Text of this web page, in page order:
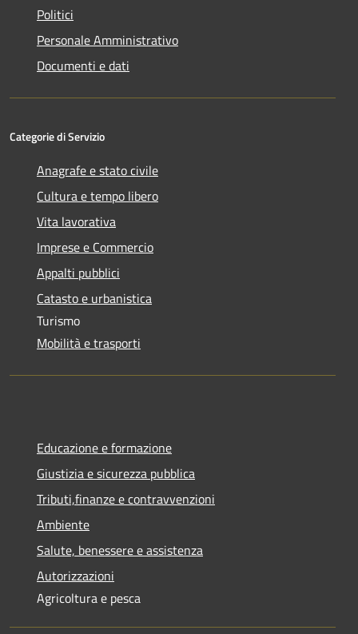
Politici
Personale Amministrativo
Documenti e dati
Categorie di Servizio
Anagrafe e stato civile
Cultura e tempo libero
Vita lavorativa
Imprese e Commercio
Appalti pubblici
Catasto e urbanistica
Turismo
Mobilità e trasporti
Educazione e formazione
Giustizia e sicurezza pubblica
Tributi,finanze e contravvenzioni
Ambiente
Salute, benessere e assistenza
Autorizzazioni
Agricoltura e pesca